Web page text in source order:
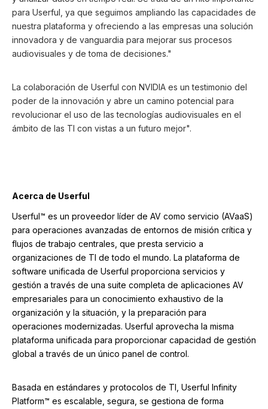
para Userful, ya que seguimos ampliando las capacidades de
nuestra plataforma y ofreciendo a las empresas una solución
innovadora y de vanguardia para mejorar sus procesos
audiovisuales y de toma de decisiones."
La colaboración de Userful con NVIDIA es un testimonio del
poder de la innovación y abre un camino potencial para
revolucionar el uso de las tecnologías audiovisuales en el
ámbito de las TI con vistas a un futuro mejor".
Acerca de Userful
Userful™ es un proveedor líder de AV como servicio (AVaaS)
para operaciones avanzadas de entornos de misión crítica y
flujos de trabajo centrales, que presta servicio a
organizaciones de TI de todo el mundo. La plataforma de
software unificada de Userful proporciona servicios y
gestión a través de una suite completa de aplicaciones AV
empresariales para un conocimiento exhaustivo de la
organización y la situación, y la preparación para
operaciones modernizadas. Userful aprovecha la misma
plataforma unificada para proporcionar capacidad de gestión
global a través de un único panel de control.
Basada en estándares y protocolos de TI, Userful Infinity
Platform™ es escalable, segura, se gestiona de forma